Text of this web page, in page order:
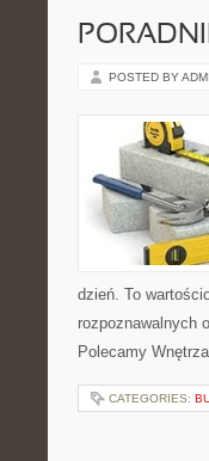
POSTED BY
dzień. To
rozpoznawalnych
Polecamy
CATEGORIES: